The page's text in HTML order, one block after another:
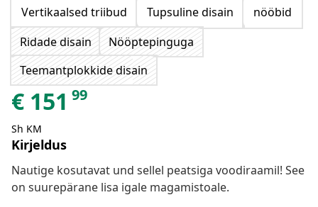
Vertikaalsed triibud
Tupsuline disain
nööbid
Ridade disain
Nööptepinguga
Teemantplokkide disain
€ 151 99
Sh KM
Kirjeldus
Nautige kosutavat und sellel peatsiga voodiraamil! See
on suurepärane lisa igale magamistoale.